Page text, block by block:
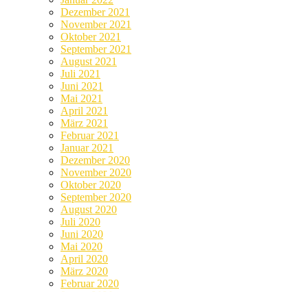
Dezember 2021
November 2021
Oktober 2021
September 2021
August 2021
Juli 2021
Juni 2021
Mai 2021
April 2021
März 2021
Februar 2021
Januar 2021
Dezember 2020
November 2020
Oktober 2020
September 2020
August 2020
Juli 2020
Juni 2020
Mai 2020
April 2020
März 2020
Februar 2020